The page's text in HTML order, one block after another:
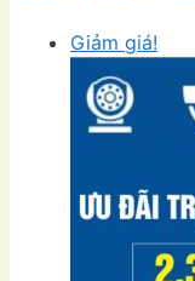
Giảm giá!